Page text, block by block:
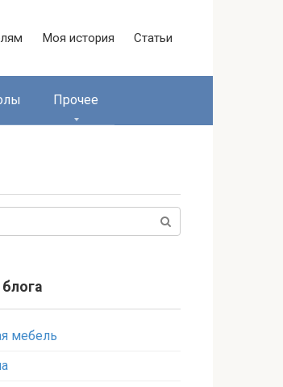
Моя история Статьи
Прочее
мебель